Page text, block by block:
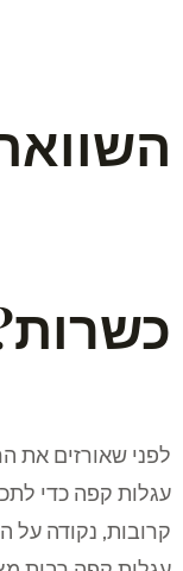
לפני שאורזים את
עגלות קפה כדי
קרובות, נקודה